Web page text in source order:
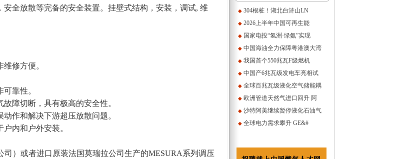
全放散等完备的安全装置。挂壁式结构，安装，调试, 维
修方便。
靠性。
障切断，具有极高的安全性。
作和解决下游超压放散问题。
内和户外安装。
）或者进口原装法国莫瑞拉公司生产的MESURA系列调压
◆ 304根桩！湖北白浒山LN
◆ 2026上半年中国可再生能
◆ 国家电投“氢洲·绿氨”实现
◆ 中国海油全力保障粤港澳大湾
◆ 我国首个550兆瓦F级燃机
◆ 中国产6兆瓦级发电车亮相试
◆ 全球百兆瓦级液化空气储能耦
◆ 欧洲管道天然气进口回升 阿
◆ 沙特阿美继续暂停液化石油气
◆ 全球电力需求攀升 GE&#